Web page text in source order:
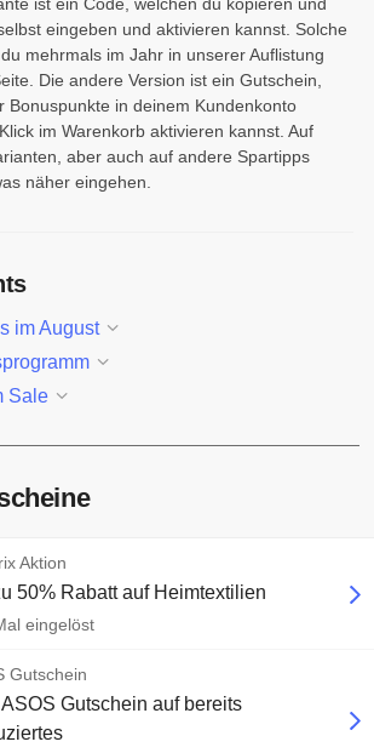
eingeben und aktivieren kannst. Solche
mehrmals im Jahr in unserer Auflistung
Die andere Version ist ein Gutschein,
Bonuspunkte in deinem Kundenkonto
im Warenkorb aktivieren kannst. Auf
aber auch auf andere Spartipps
näher eingehen.
im August
Sale
Aktion
50% Rabatt auf Heimtextilien
eingelöst
Gutschein
Gutschein auf bereits